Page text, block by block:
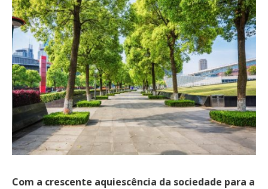
Com a crescente aquiescência da sociedade para a